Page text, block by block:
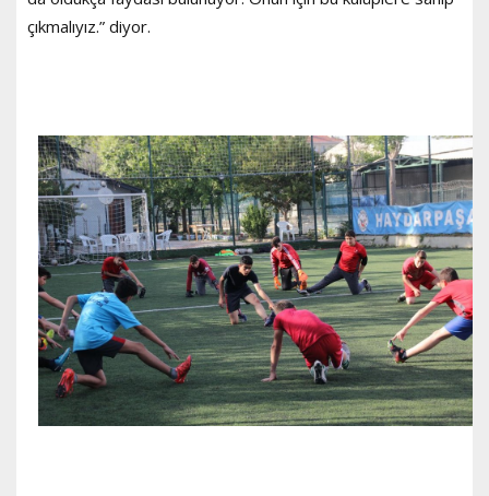
çıkmalıyız.” diyor.